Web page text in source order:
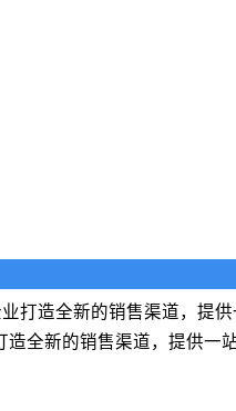
打造全新的销售渠道，提供
全新的销售渠道，提供一